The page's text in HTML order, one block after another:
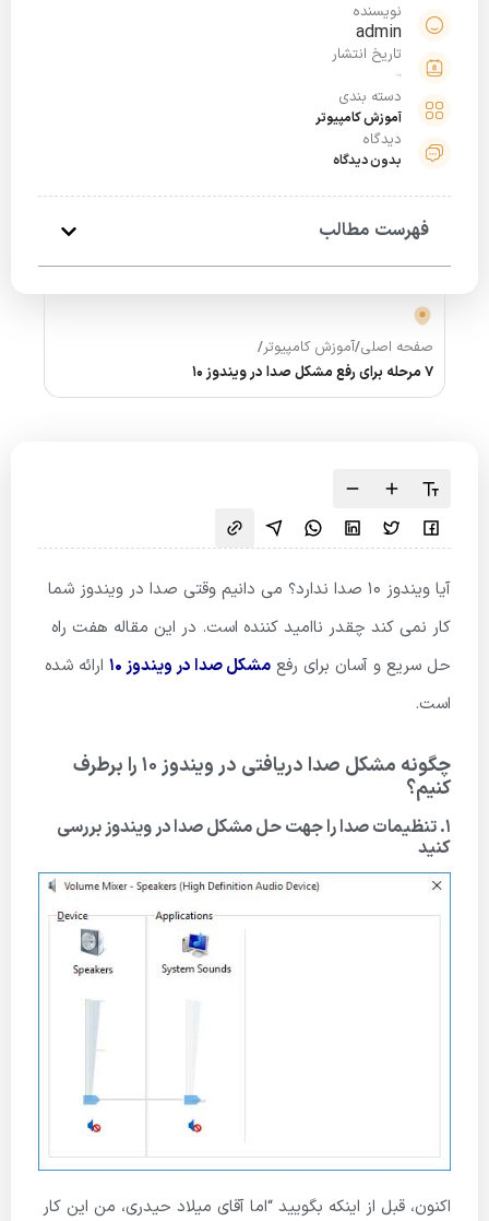
نویسنده
admin
تاریخ انتشار
دسته بندی
آموزش کامپیوتر
دیدگاه
بدون دیدگاه
فهرست مطالب
صفحه اصلی/آموزش کامپیوتر/
7 مرحله برای رفع مشکل صدا در ویندوز 10
آیا ویندوز 10 صدا ندارد؟ می دانیم وقتی صدا در ویندوز شما
کار نمی کند چقدر ناامید کننده است. در این مقاله هفت راه
حل سریع و آسان برای رفع مشکل صدا در ویندوز 10
ارائه شده
است.
چگونه مشکل صدا دریافتی در ویندوز 10 را برطرف
کنیم؟
1. تنظیمات صدا را جهت حل مشکل صدا در ویندوز بررسی
کنید
اکنون، قبل از اینکه بگویید “اما آقای میلاد حیدری، من این کار